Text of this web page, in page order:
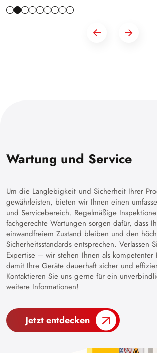
Wartung und Service
Um die Langlebigkeit und Sicherheit Ihrer
gewährleisten, bieten wir Ihnen einen
und Servicebereich. Regelmäßige
fachgerechte Wartungen sorgen dafür, dass
einwandfreiem Zustand bleiben und den
Sicherheitsstandards entsprechen. Verlassen
Expertise – wir stehen Ihnen als kompetenter
damit Ihre Geräte dauerhaft sicher und
Kontaktieren Sie uns gerne für ein
weitere Informationen!
Jetzt entdecken